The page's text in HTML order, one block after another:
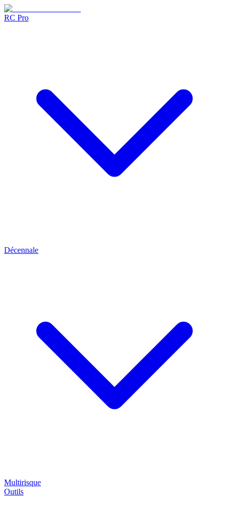
RC Pro
Décennale
Multirisque
Outils